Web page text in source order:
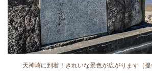
天神崎に到着！きれいな景色が広がります（提